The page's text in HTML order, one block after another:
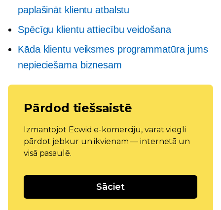
paplašināt klientu atbalstu
Spēcīgu klientu attiecību veidošana
Kāda klientu veiksmes programmatūra jums
nepieciešama biznesam
Pārdod tiešsaistē
Izmantojot Ecwid e-komerciju, varat viegli
pārdot jebkur un ikvienam — internetā un
visā pasaulē.
Sāciet